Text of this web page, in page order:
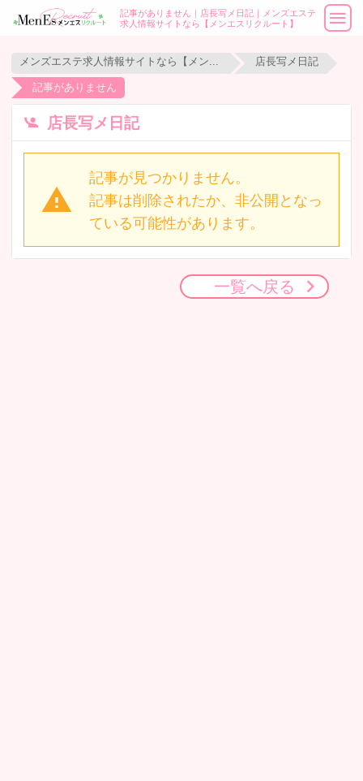
記事がありません｜店長写メ日記｜メンズエステ
求人情報サイトなら【メンエスリクルート】
店長写メ日記
記事がありません
店長写メ日記
記事が見つかりません。
記事は削除されたか、非公開となっ
ている可能性があります。
一覧へ戻る